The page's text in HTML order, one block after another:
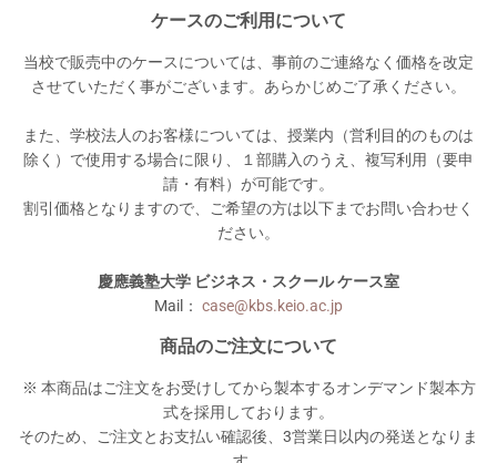
ケースのご利用について
当校で販売中のケースについては、事前のご連絡なく価格を改定
させていただく事がございます。あらかじめご了承ください。
また、学校法人のお客様については、授業内（営利目的のものは
除く）で使用する場合に限り、１部購入のうえ、複写利用（要申
請・有料）が可能です。
割引価格となりますので、ご希望の方は以下までお問い合わせく
ださい。
慶應義塾大学 ビジネス・スクール ケース室
Mail： case@kbs.keio.ac.jp
商品のご注文について
※ 本商品はご注文をお受けしてから製本するオンデマンド製本方
式を採用しております。
そのため、ご注文とお支払い確認後、3営業日以内の発送となりま